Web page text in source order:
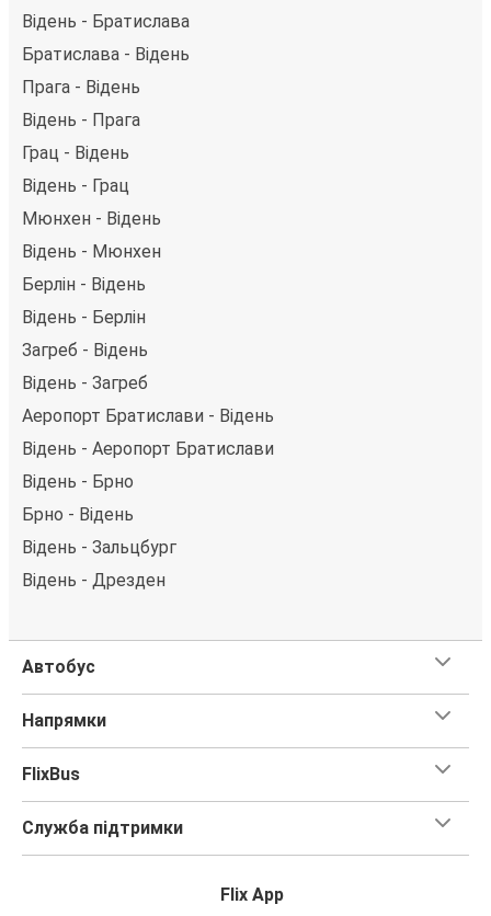
Відень - Братислава
Братислава - Відень
Прага - Відень
Відень - Прага
Грац - Відень
Відень - Грац
Мюнхен - Відень
Відень - Мюнхен
Берлін - Відень
Відень - Берлін
Загреб - Відень
Відень - Загреб
Аеропорт Братислави - Відень
Відень - Аеропорт Братислави
Відень - Брно
Брно - Відень
Відень - Зальцбург
Відень - Дрезден
Автобус
Напрямки
FlixBus
Служба підтримки
Flix App